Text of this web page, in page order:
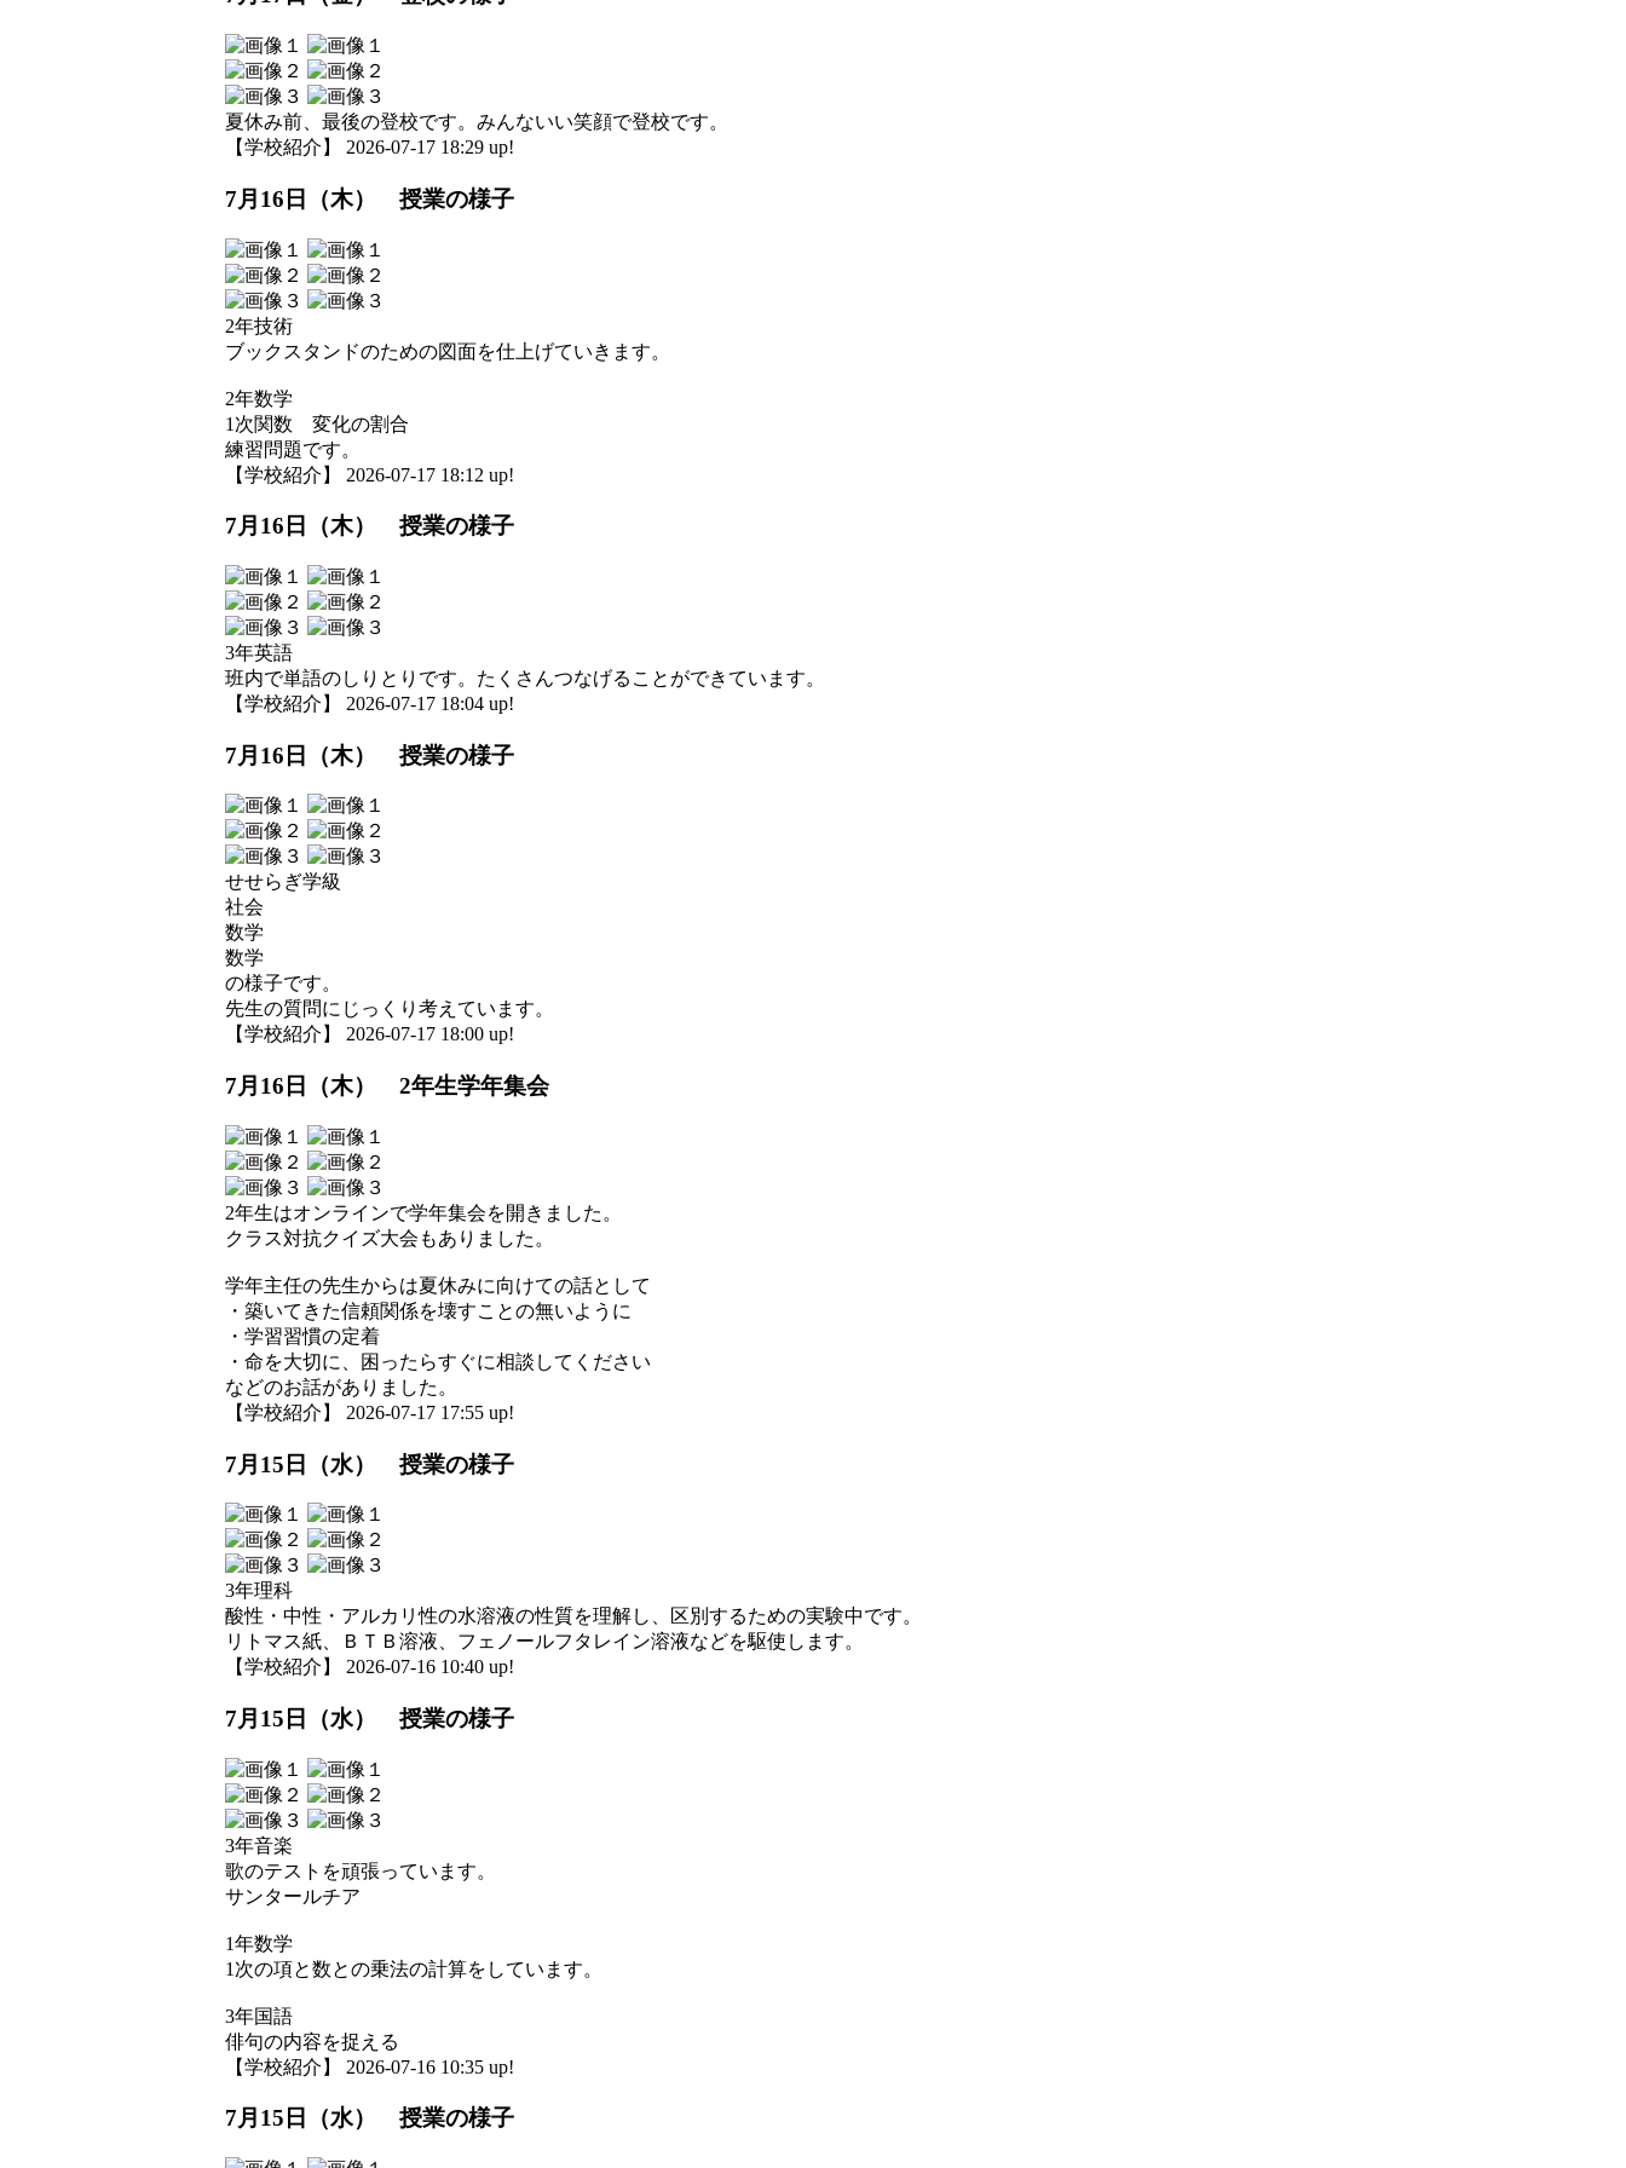
夏休み前、最後の登校です。みんないい笑顔で登校です。
【学校紹介】 2026-07-17 18:29 up!
7月16日（木） 授業の様子
2年技術
ブックスタンドのための図面を仕上げていきます。
2年数学
1次関数 変化の割合
練習問題です。
【学校紹介】 2026-07-17 18:12 up!
7月16日（木） 授業の様子
3年英語
班内で単語のしりとりです。たくさんつなげることができています。
【学校紹介】 2026-07-17 18:04 up!
7月16日（木） 授業の様子
せせらぎ学級
社会
数学
数学
の様子です。
先生の質問にじっくり考えています。
【学校紹介】 2026-07-17 18:00 up!
7月16日（木） 2年生学年集会
2年生はオンラインで学年集会を開きました。
クラス対抗クイズ大会もありました。
学年主任の先生からは夏休みに向けての話として
・築いてきた信頼関係を壊すことの無いように
・学習習慣の定着
・命を大切に、困ったらすぐに相談してください
などのお話がありました。
【学校紹介】 2026-07-17 17:55 up!
7月15日（水） 授業の様子
3年理科
酸性・中性・アルカリ性の水溶液の性質を理解し、区別するための実験中です。
リトマス紙、ＢＴＢ溶液、フェノールフタレイン溶液などを駆使します。
【学校紹介】 2026-07-16 10:40 up!
7月15日（水） 授業の様子
3年音楽
歌のテストを頑張っています。
サンタールチア
1年数学
1次の項と数との乗法の計算をしています。
3年国語
俳句の内容を捉える
【学校紹介】 2026-07-16 10:35 up!
7月15日（水） 授業の様子